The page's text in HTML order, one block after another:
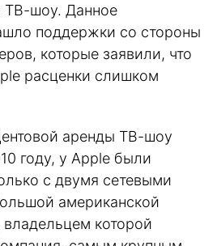
ТВ-шоу. Данное
поддержки со стороны
которые заявили, что
расценки слишком
аренды ТВ-шоу
году, у Apple были
с двумя сетевыми
американской
которой